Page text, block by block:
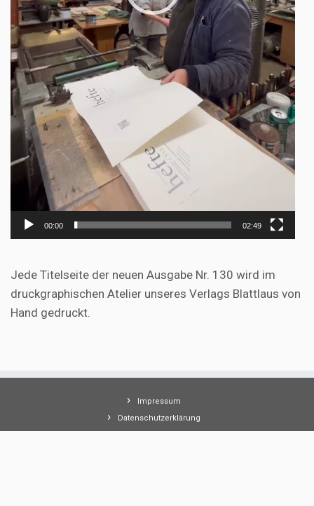
00:00 02:49
Jede Titelseite der neuen Ausgabe Nr. 130 wird im
druckgraphischen Atelier unseres Verlags Blattlaus von
Hand gedruckt.
Impressum
Datenschutzerklärung